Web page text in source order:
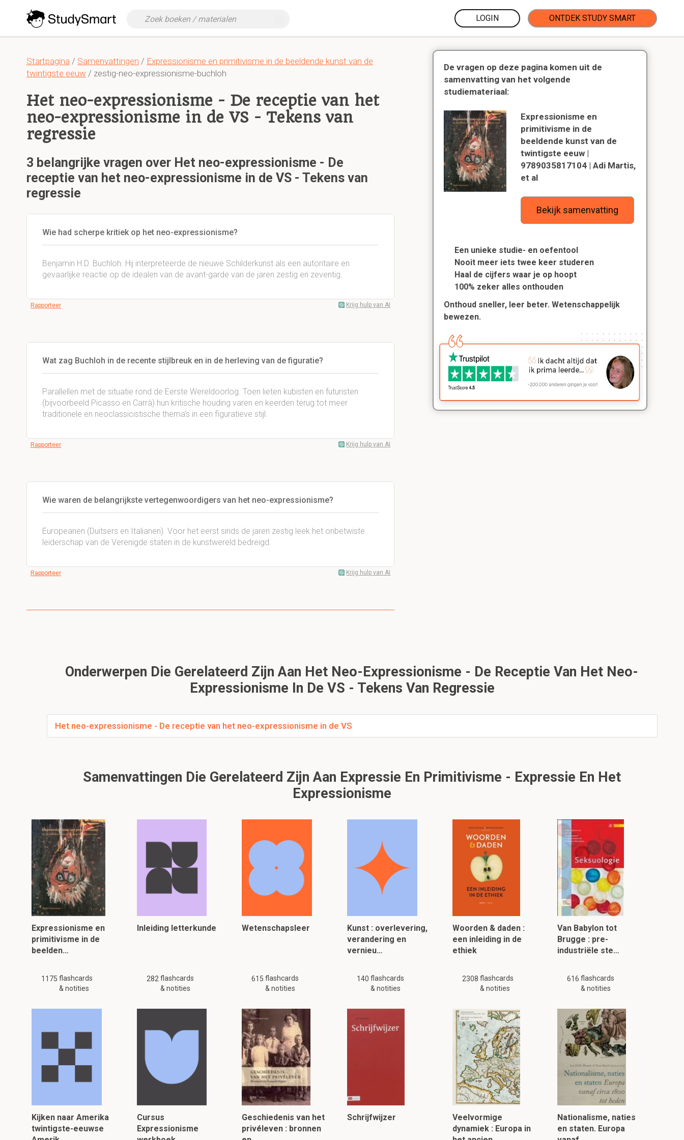
LOGIN ONTDEK STUDY SMART
Startpagina / Samenvattingen / Expressionisme en primitivisme in de beeldende kunst van de
twintigste eeuw / zestig-neo-expressionisme-buchloh
Het neo-expressionisme - De receptie van het
neo-expressionisme in de VS - Tekens van
regressie
3 belangrijke vragen over Het neo-expressionisme - De
receptie van het neo-expressionisme in de VS - Tekens van
regressie
Wie had scherpe kritiek op het neo-expressionisme?
Benjamin H.D. Buchloh. Hij interpreteerde de nieuwe Schilderkunst als een autoritaire en
gevaarlijke reactie op de idealen van de avant-garde van de jaren zestig en zeventig.
Rapporteer Krijg hulp van AI
Wat zag Buchloh in de recente stijlbreuk en in de herleving van de figuratie?
Parallellen met de situatie rond de Eerste Wereldoorlog. Toen lieten kubisten en futuristen
(bijvoorbeeld Picasso en Carrà) hun kritische houding varen en keerden terug tot meer
traditionele en neoclassicistische thema's in een figuratieve stijl.
Rapporteer Krijg hulp van AI
Wie waren de belangrijkste vertegenwoordigers van het neo-expressionisme?
Europeanen (Duitsers en Italianen). Voor het eerst sinds de jaren zestig leek het onbetwiste
leiderschap van de Verenigde staten in de kunstwereld bedreigd.
Rapporteer Krijg hulp van AI
De vragen op deze pagina komen uit de
samenvatting van het volgende
studiemateriaal:
Expressionisme en
primitivisme in de
beeldende kunst van de
twintigste eeuw |
9789035817104 | Adi Martis,
et al
Bekijk samenvatting
Een unieke studie- en oefentool
Nooit meer iets twee keer studeren
Haal de cijfers waar je op hoopt
100% zeker alles onthouden
Onthoud sneller, leer beter. Wetenschappelijk
bewezen.
Onderwerpen Die Gerelateerd Zijn Aan Het Neo-Expressionisme - De Receptie Van Het Neo-
Expressionisme In De VS - Tekens Van Regressie
Het neo-expressionisme - De receptie van het neo-expressionisme in de VS
Samenvattingen Die Gerelateerd Zijn Aan Expressie En Primitivisme - Expressie En Het
Expressionisme
Expressionisme en
primitivisme in de
beelden…
1175 flashcards
& notities
Inleiding letterkunde
282 flashcards
& notities
Wetenschapsleer
615 flashcards
& notities
Kunst : overlevering,
verandering en
vernieu…
140 flashcards
& notities
Woorden & daden :
een inleiding in de
ethiek
2308 flashcards
& notities
Van Babylon tot
Brugge : pre-
industriële ste…
616 flashcards
& notities
Kijken naar Amerika
twintigste-eeuwse
Cursus
Expressionisme
Geschiedenis van het
privéleven : bronnen
Schrijfwijzer
Veelvormige
dynamiek : Europa in
Nationalisme, naties
en staten. Europa